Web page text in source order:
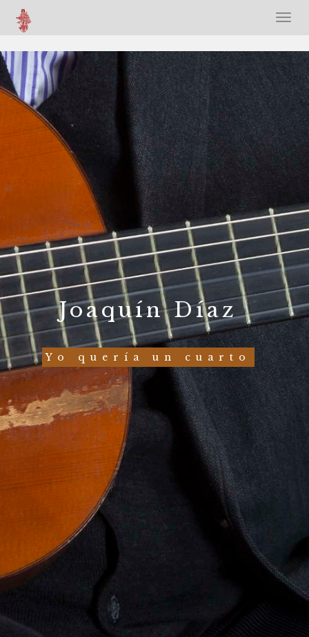
Joaquín Díaz
Yo quería un cuarto